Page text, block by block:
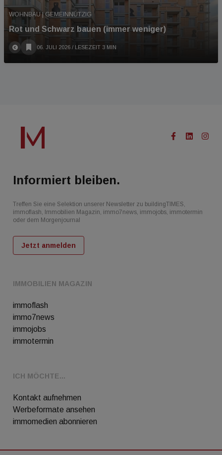
WOHNBAU | GEMEINNÜTZIG
Rot und Schwarz bauen (immer weniger)
06. JULI 2026 / LESEZEIT 3 MIN
IMMOBILIEN MAGAZIN
immoflash
immo7news
immojobs
immotermin
ICH MÖCHTE...
Kontakt aufnehmen
Werbeformate ansehen
immomedien abonnieren
Informiert bleiben.
Treffen Sie eine Selektion unserer Newsletter zu buildingTIMES,
immoflash, Immobilien Magazin, immo7news, immojobs, immotermin
oder dem Morgenjournal
Jetzt anmelden